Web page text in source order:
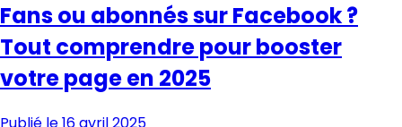
Fans ou abonnés sur Facebook ?
Tout comprendre pour booster
votre page en 2025